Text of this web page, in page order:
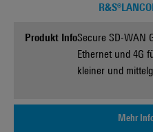
Produkt InfoSecure SD-WAN
Ethernet und 4G
kleiner und
Mehr